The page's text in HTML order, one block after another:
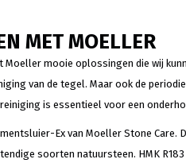
MET MOELLER
mooie oplossingen die wij
van de tegel. Maar ook de
is essentieel voor een
Ex van Moeller Stone
soorten natuursteen. HMK